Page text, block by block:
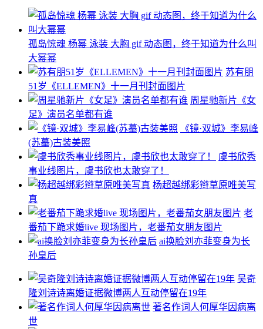
孤岛惊魂 杨幂 泳装 大胸 gif 动态图，终于知道为什么叫
大幂幂
苏有朋
51岁《ELLEMEN》十一月刊封面图片
周星驰新片《女
足》演员名单都有谁
《镜·双城》李易峰
(苏摹)古装美照
虞书欣秀
事业线图片，虞书欣也太敢穿了！
杨超越绑彩辫草原唯美写
真
老
番茄下跪求婚live 现场图片，老番茄女朋友图片
ai换脸刘亦菲变身为长
孙皇后
吴奇
隆刘诗诗离婚证据微博两人互动停留在19年
著名作词人何厚华因病离
世